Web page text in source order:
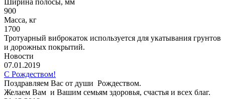
900
Масса, кг
1700
Тротуарный виброкаток используется для укатывания грунтов
и дорожных покрытий.
Новости
07.01.2019
С Рождеством!
Поздравляем Вас от души Рождеством.
Желаем Вам и Вашим семьям здоровья, счастья и всех благ.